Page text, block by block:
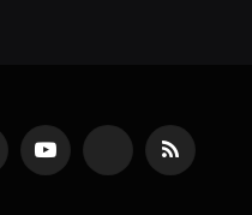
YouTube TikTok RSS